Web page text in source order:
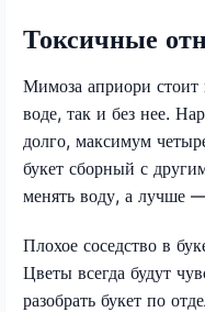
Токсичные
Мимоза априори стоит
воде, так и без нее.
долго, максимум
букет сборный с
менять воду, а лучше
Плохое соседство в
Цветы всегда будут
разобрать букет по